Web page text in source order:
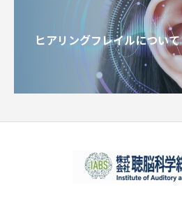
ヒアリングフレイルについて